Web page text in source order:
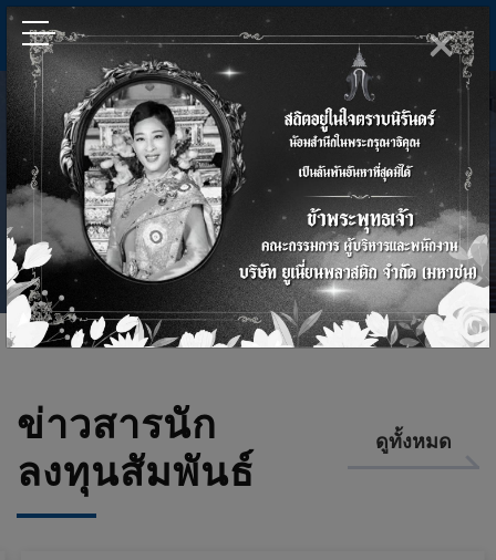
EN
หน้าแรก / นักลงทุนสัมพันธ์
นักลงทุนสัมพันธ์
ข่าวสารนัก
ลงทุนสัมพันธ์
ดูทั้งหมด
×